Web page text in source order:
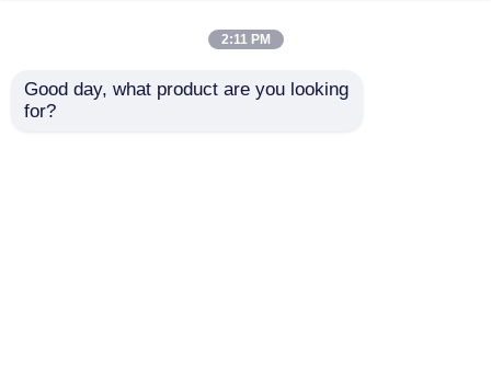
Metal Gearmotor met
gelijkstroom 12V 24V
met Verminderd
2:11 PM
Good day, what product are you looking
for?